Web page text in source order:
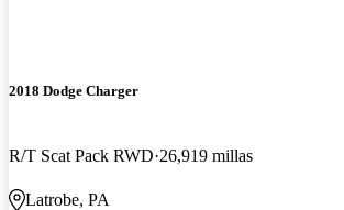
2018 Dodge Charger
R/T Scat Pack RWD 26,919 millas
Latrobe, PA